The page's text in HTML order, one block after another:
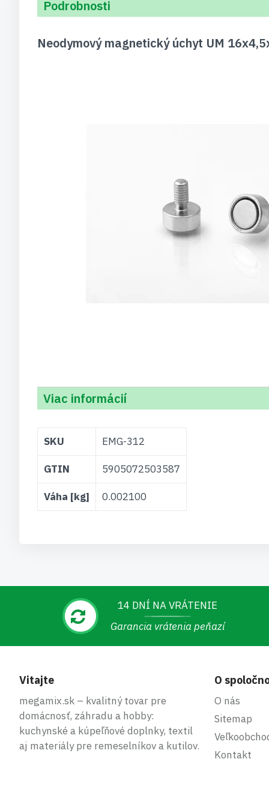
Podrobnosti
Neodymový magnetický úchyt UM
Viac informácií
Viac
informácií
SKU EMG-312
GTIN 5905072503587
Váha [kg] 0.002100
14 DNÍ NA VRÁTENIE
Garancia vrátenia peňazí
Vitajte
megamix.sk – kvalitný tovar pre
domácnosť, záhradu a hobby:
kuchynské a kúpeľňové doplnky, textil
aj materiály pre remeselníkov a kutilov.
O
O nás
Sitemap
Kontakt